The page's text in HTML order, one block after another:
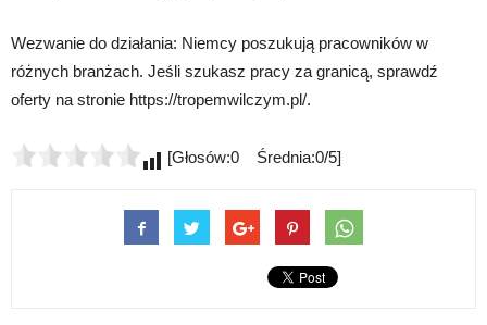
Wezwanie do działania: Niemcy poszukują pracowników w
różnych branżach. Jeśli szukasz pracy za granicą, sprawdź
oferty na stronie https://tropemwilczym.pl/.
[Głosów:0 Średnia:0/5]